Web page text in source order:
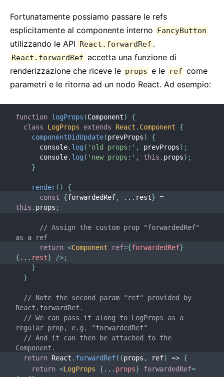
Fortunatamente possiamo passare le refs
esplicitamente al componente interno FancyButton
utilizzando le API React.forwardRef .
React.forwardRef accetta una funzione di
renderizzazione che riceve le props e le ref come
parametri e le ritorna ad un nodo React. Ad esempio:
function logProps (Component)
{
class
LogProps extends React . Component
{
componentDidUpdate(prevProps)
{
      console
. log( 'old props:' , prevProps) ;
      console
. log( 'new props:' , this . props) ;
}
render( )
{
const
{forwardedRef, ... rest} =
this . props ;
// Assign the custom prop "forwardedRef"
as a ref
return <Component ref={forwardedRef}
{ ... rest} />;
}
}
// Note the second param "ref" provided by
React.forwardRef.
// We can pass it along to LogProps as a
regular prop, e.g. "forwardedRef"
// And it can then be attached to the
Component.
return React . forwardRef( (props , ref) => {
return <LogProps { ... props} forwardedRef=